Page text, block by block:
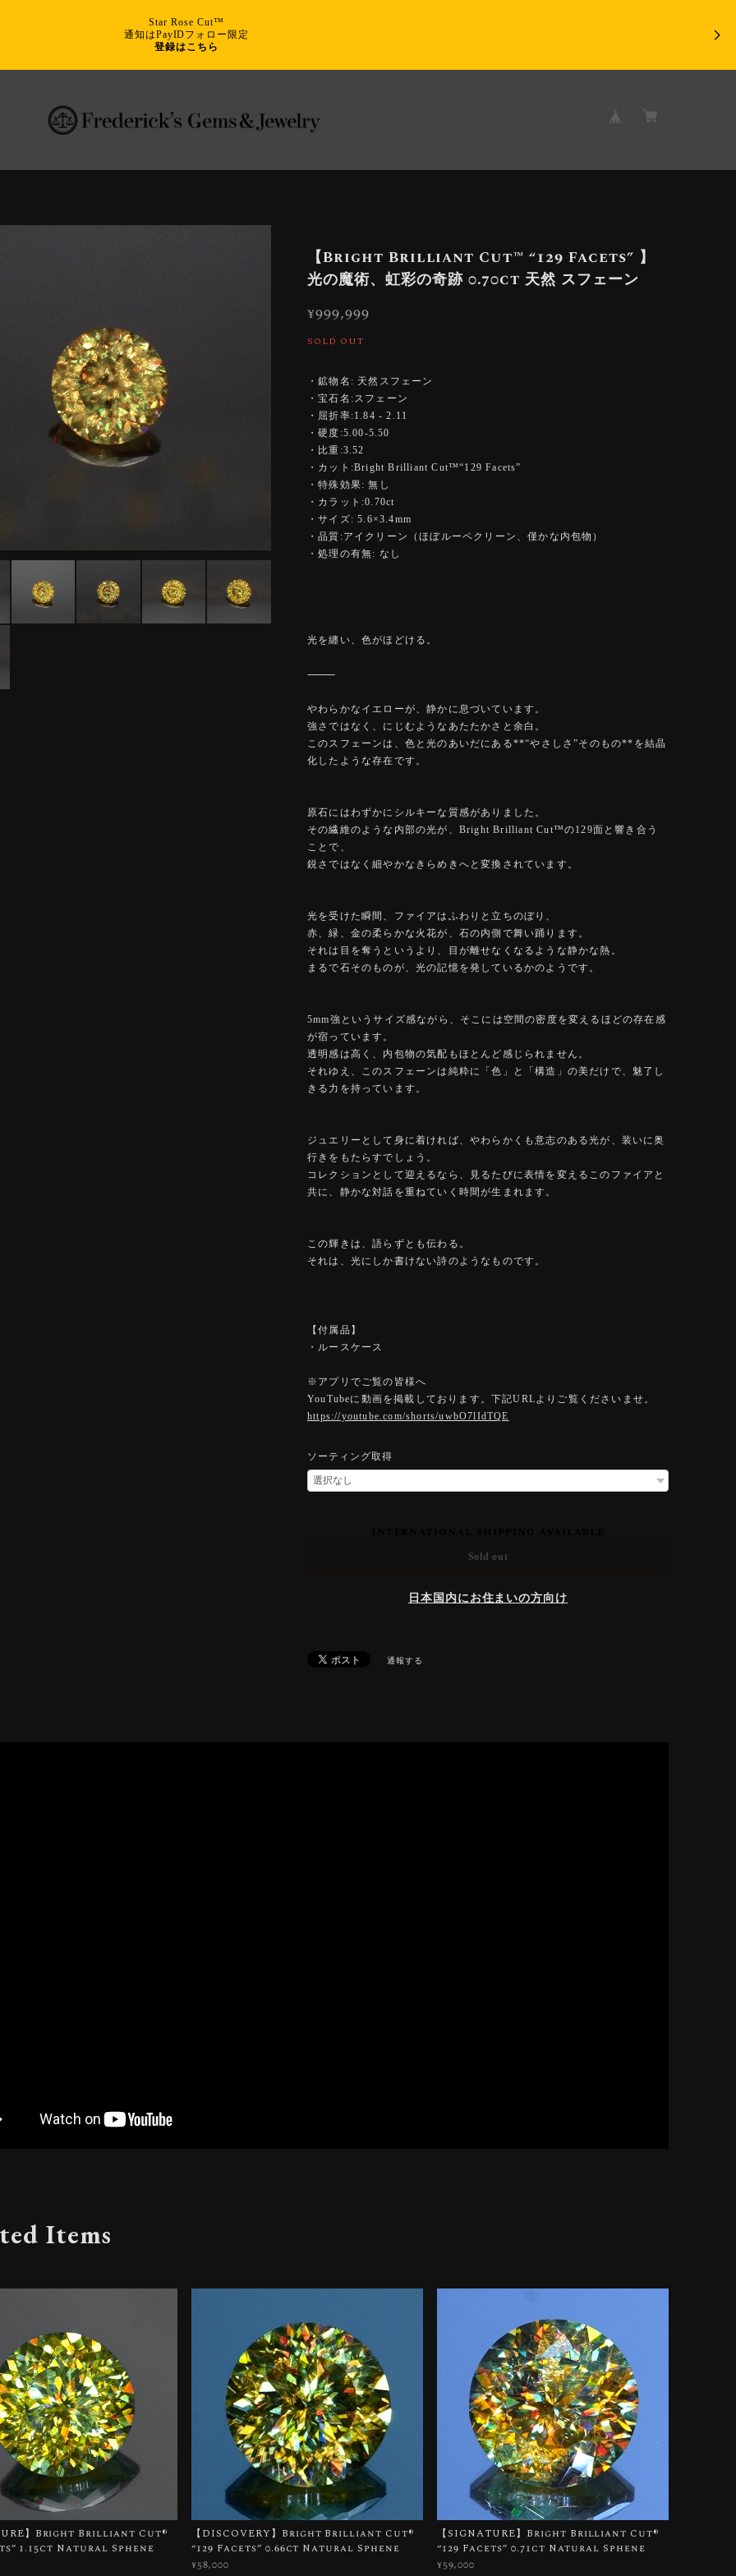
Star Rose Cut™
通知はPayIDフォロー限定
登録はこちら
【Bright Brilliant Cut™️ “129 Facets” 】
光の魔術、虹彩の奇跡 0.70ct 天然 スフェーン
¥999,999
SOLD OUT
・鉱物名: 天然スフェーン
・宝石名:スフェーン
・屈折率:1.84 - 2.11
・硬度:5.00-5.50
・比重:3.52
・カット:Bright Brilliant Cut™️“129 Facets”
・特殊効果: 無し
・カラット:0.70ct
・サイズ: 5.6×3.4mm
・品質:アイクリーン（ほぼルーペクリーン、僅かな内包物）
・処理の有無: なし
光を纏い、色がほどける。
⸻
やわらかなイエローが、静かに息づいています。
強さではなく、にじむようなあたたかさと余白。
このスフェーンは、色と光のあいだにある**“やさしさ”そのもの**を結晶
化したような存在です。
原石にはわずかにシルキーな質感がありました。
その繊維のような内部の光が、Bright Brilliant Cut™️の129面と響き合う
ことで、
鋭さではなく細やかなきらめきへと変換されています。
光を受けた瞬間、ファイアはふわりと立ちのぼり、
赤、緑、金の柔らかな火花が、石の内側で舞い踊ります。
それは目を奪うというより、目が離せなくなるような静かな熱。
まるで石そのものが、光の記憶を発しているかのようです。
5mm強というサイズ感ながら、そこには空間の密度を変えるほどの存在感
が宿っています。
透明感は高く、内包物の気配もほとんど感じられません。
それゆえ、このスフェーンは純粋に「色」と「構造」の美だけで、魅了し
きる力を持っています。
ジュエリーとして身に着ければ、やわらかくも意志のある光が、装いに奥
行きをもたらすでしょう。
コレクションとして迎えるなら、見るたびに表情を変えるこのファイアと
共に、静かな対話を重ねていく時間が生まれます。
この輝きは、語らずとも伝わる。
それは、光にしか書けない詩のようなものです。
【付属品】
・ルースケース
※アプリでご覧の皆様へ
YouTubeに動画を掲載しております。下記URLよりご覧くださいませ。
https://youtube.com/shorts/uwbO7lIdTQE
ソーティング取得
Sold out
日本国内にお住まいの方向け
通報する
Items
】Bright Brilliant Cut®︎
1.15ct Natural Sphene
【DISCOVERY】Bright Brilliant Cut®︎
“129 Facets” 0.66ct Natural Sphene
¥58,000
【SIGNATURE】Bright Brilliant Cut®︎
“129 Facets” 0.71ct Natural Sphene
¥59,000